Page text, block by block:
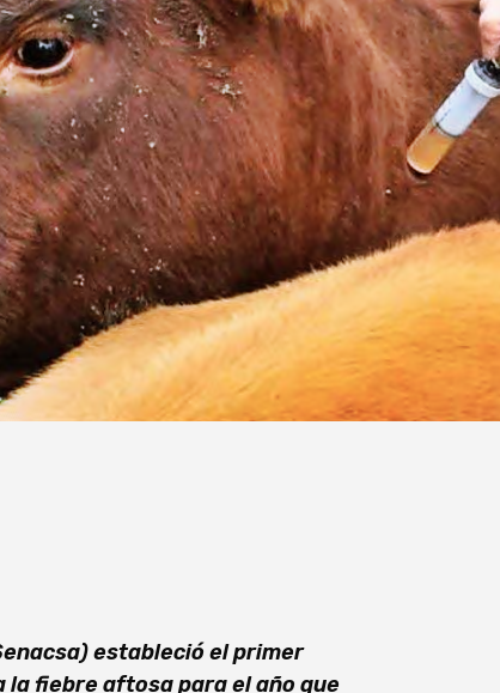
estableció el primer
fiebre aftosa para el año que